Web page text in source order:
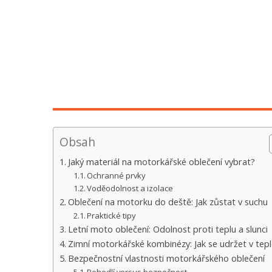
Obsah
Jaký materiál na motorkářské oblečení vybrat?
Ochranné prvky
Voděodolnost a izolace
Oblečení na motorku do deště: Jak zůstat v suchu
Praktické tipy
Letní moto oblečení: Odolnost proti teplu a slunci
Zimní motorkářské kombinézy: Jak se udržet v
Bezpečnostní vlastnosti motorkářského oblečení